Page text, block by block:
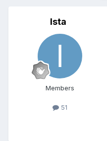
Ista
Members
51